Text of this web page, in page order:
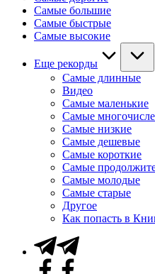
Самые большие
Самые быстрые
Самые высокие
Еще рекорды
Самые длинные
Видео
Самые маленькие
Самые
Самые низкие
Самые дешевые
Самые короткие
Самые
Самые молодые
Самые старые
Другое
Как попасть в
Telegram
Facebook